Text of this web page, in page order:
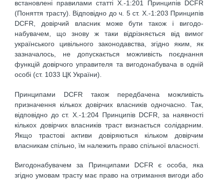
встановлені правилами статті Х.-1:201 Принципів DCFR
(Поняття трасту). Відповідно до ч. 5 ст. Х.-1:203 Принципів
DCFR, довірчий власник може бути також і вигодо-
набувачем, що знову ж таки відрізняється від вимог
українського цивільного законодавства, згідно яким, як
зазначалось, не допускається можливість поєднання
функцій довірчого управителя та вигодонабувача в одній
особі (ст. 1033 ЦК України).
Принципами DCFR також передбачена можливість
призначення кількох довірчих власників одночасно. Так,
відповідно до ст. Х.-1:204 Принципів DCFR, за наявності
кількох довірчих власників траст визнається солідарним.
Якщо трастові активи довіряються кільком довірчим
власникам спільно, їм належить право спільної власності.
Вигодонабувачем за Принципами DCFR є особа, яка
згідно умовам трасту має право на отримання вигоди або